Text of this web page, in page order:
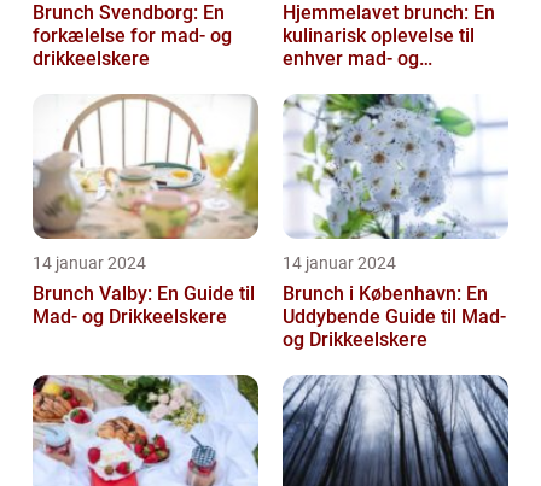
Brunch Svendborg: En
forkælelse for mad- og
drikkeelskere
Hjemmelavet brunch: En
kulinarisk oplevelse til
enhver mad- og
14 januar 2024
Brunch Valby: En Guide til
Mad- og Drikkeelskere
14 januar 2024
Brunch i København: En
Uddybende Guide til Mad-
og Drikkeelskere